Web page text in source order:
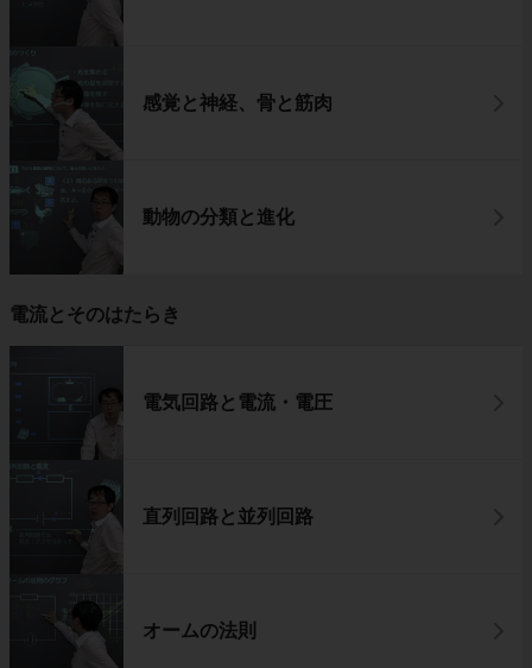
感覚と神経、骨と筋肉
動物の分類と進化
電流とそのはたらき
電気回路と電流・電圧
直列回路と並列回路
オームの法則